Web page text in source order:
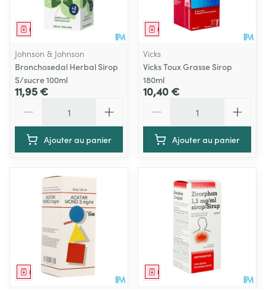
Médicament
Johnson & Johnson
Bronchosedal Herbal Sirop
S/sucre 100ml
11,95 €
Ajouter au panier
Médicament
Vicks
Vicks Toux Grasse Sirop
180ml
10,40 €
Ajouter au panier
Médicament Médicament